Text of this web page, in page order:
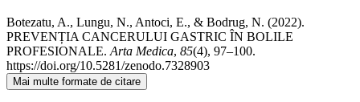
Botezatu, A., Lungu, N., Antoci, E., & Bodrug, N. (2022).
PREVENȚIA CANCERULUI GASTRIC ÎN BOLILE
PROFESIONALE. Arta Medica, 85(4), 97–100.
https://doi.org/10.5281/zenodo.7328903
Mai multe formate de citare